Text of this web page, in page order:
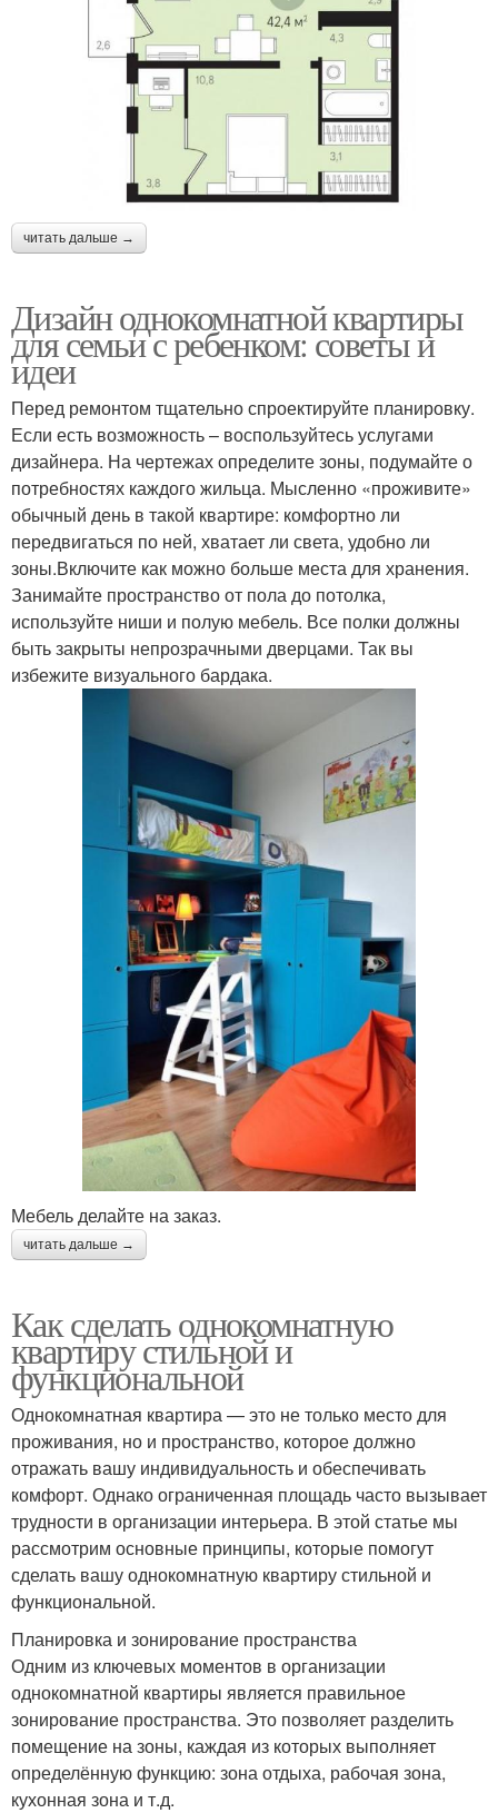
читать дальше →
Дизайн однокомнатной квартиры
для семьи с ребенком: советы и
идеи
Перед ремонтом тщательно спроектируйте планировку.
Если есть возможность – воспользуйтесь услугами
дизайнера. На чертежах определите зоны, подумайте о
потребностях каждого жильца. Мысленно «проживите»
обычный день в такой квартире: комфортно ли
передвигаться по ней, хватает ли света, удобно ли
зоны.Включите как можно больше места для хранения.
Занимайте пространство от пола до потолка,
используйте ниши и полую мебель. Все полки должны
быть закрыты непрозрачными дверцами. Так вы
избежите визуального бардака.
Мебель делайте на заказ.
читать дальше →
Как сделать однокомнатную
квартиру стильной и
функциональной
Однокомнатная квартира — это не только место для
проживания, но и пространство, которое должно
отражать вашу индивидуальность и обеспечивать
комфорт. Однако ограниченная площадь часто вызывает
трудности в организации интерьера. В этой статье мы
рассмотрим основные принципы, которые помогут
сделать вашу однокомнатную квартиру стильной и
функциональной.
Планировка и зонирование пространства
Одним из ключевых моментов в организации
однокомнатной квартиры является правильное
зонирование пространства. Это позволяет разделить
помещение на зоны, каждая из которых выполняет
определённую функцию: зона отдыха, рабочая зона,
кухонная зона и т.д.